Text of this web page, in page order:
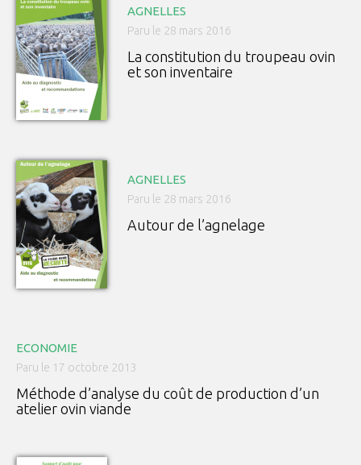
AGNELLES
Paru le 28 mars 2016
La constitution du troupeau ovin
et son inventaire
AGNELLES
Paru le 28 mars 2016
Autour de l’agnelage
ECONOMIE
Paru le 17 octobre 2013
Méthode d’analyse du coût de production d’un
atelier ovin viande